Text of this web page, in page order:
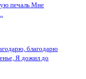
печаль Мне
благодарю
Я дожил до